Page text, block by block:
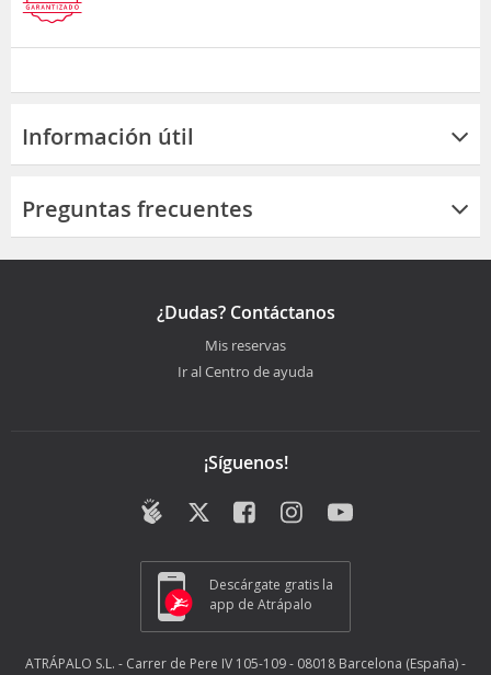
Información útil
Preguntas frecuentes
¿Dudas? Contáctanos
Mis reservas
Ir al Centro de ayuda
¡Síguenos!
Descárgate gratis la
app de Atrápalo
ATRÁPALO S.L. - Carrer de Pere IV 105-109 - 08018 Barcelona (España) -